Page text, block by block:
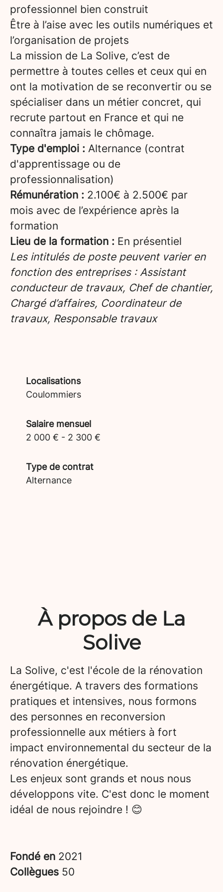
professionnel bien construit
Être à l’aise avec les outils numériques et
l’organisation de projets
La mission de La Solive, c’est de
permettre à toutes celles et ceux qui en
ont la motivation de se reconvertir ou se
spécialiser dans un métier concret, qui
recrute partout en France et qui ne
connaîtra jamais le chômage.
Type d'emploi : Alternance (contrat
d'apprentissage ou de
professionnalisation)
Rémunération : 2.100€ à 2.500€ par
mois avec de l’expérience après la
formation
Lieu de la formation : En présentiel
Les intitulés de poste peuvent varier en
fonction des entreprises : Assistant
conducteur de travaux, Chef de chantier,
Chargé d’affaires, Coordinateur de
travaux, Responsable travaux
Localisations
Coulommiers
Salaire mensuel
2 000 € - 2 300 €
Type de contrat
Alternance
À propos de La
Solive
La Solive, c'est l'école de la rénovation
énergétique. A travers des formations
pratiques et intensives, nous formons
des personnes en reconversion
professionnelle aux métiers à fort
impact environnemental du secteur de la
rénovation énergétique.
Les enjeux sont grands et nous nous
développons vite. C'est donc le moment
idéal de nous rejoindre ! 😊
Fondé en 2021
Collègues 50